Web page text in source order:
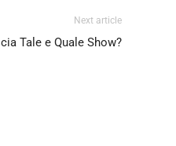
Next article
Tale e Quale Show?